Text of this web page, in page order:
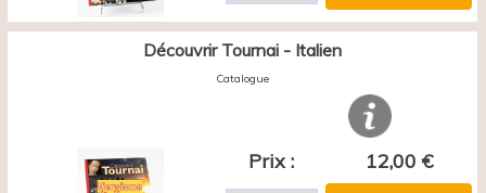
Découvrir Tournai - Italien
Catalogue
Prix : 12,00 €